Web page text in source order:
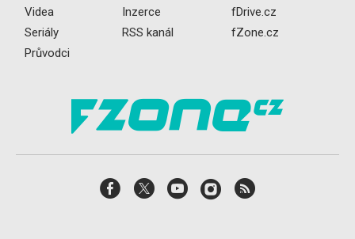
Videa
Seriály
Průvodci
Inzerce
RSS kanál
fDrive.cz
fZone.cz